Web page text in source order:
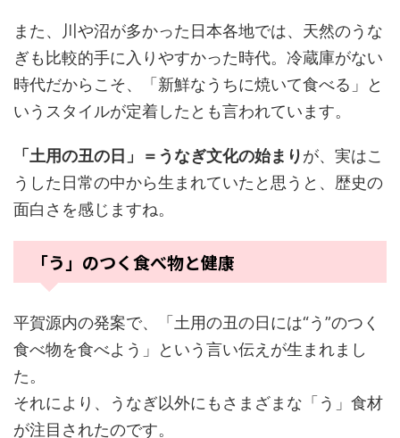
また、川や沼が多かった日本各地では、天然のうな
ぎも比較的手に入りやすかった時代。冷蔵庫がない
時代だからこそ、「新鮮なうちに焼いて食べる」と
いうスタイルが定着したとも言われています。
「土用の丑の日」＝うなぎ文化の始まりが、実はこ
うした日常の中から生まれていたと思うと、歴史の
面白さを感じますね。
「う」のつく食べ物と健康
平賀源内の発案で、「土用の丑の日には“う”のつく
食べ物を食べよう」という言い伝えが生まれまし
た。
それにより、うなぎ以外にもさまざまな「う」食材
が注目されたのです。